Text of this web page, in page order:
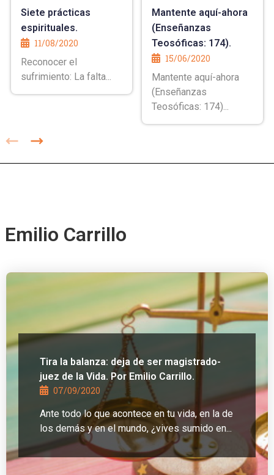
Siete prácticas
espirituales.
11/08/2020
Reconocer el
sufrimiento: La falta...
Mantente aquí-ahora
(Enseñanzas
Teosóficas: 174).
15/06/2020
Mantente aquí-ahora
(Enseñanzas
Teosóficas: 174)...
Emilio Carrillo
Tira la balanza: deja de ser magistrado-
juez de la Vida. Por Emilio Carrillo.
07/09/2020
Ante todo lo que acontece en tu vida, en la de
los demás y en el mundo, ¿vives sumido en...